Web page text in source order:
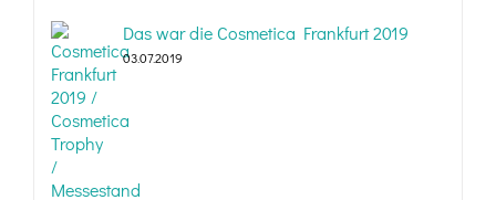
Das war die Cosmetica Frankfurt 2019
03.07.2019